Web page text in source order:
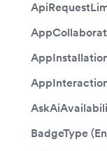
BadgeType